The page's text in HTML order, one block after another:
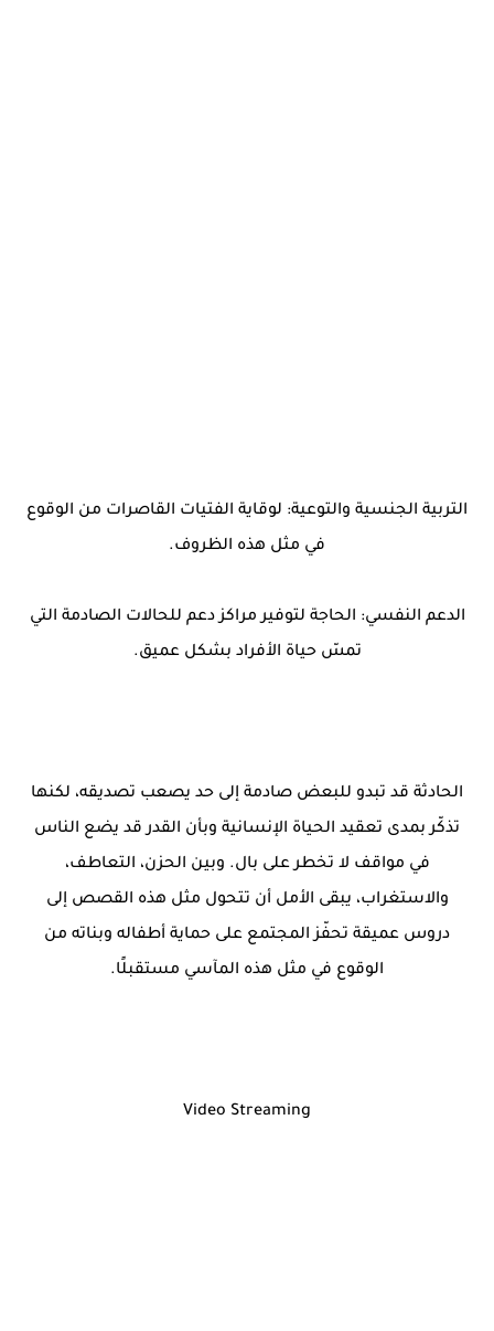
التربية الجنسية والتوعية: لوقاية الفتيات القاصرات من الوقوع
في مثل هذه الظروف.
الدعم النفسي: الحاجة لتوفير مراكز دعم للحالات الصادمة التي
تمسّ حياة الأفراد بشكل عميق.
الحادثة قد تبدو للبعض صادمة إلى حد يصعب تصديقه، لكنها
تذكّر بمدى تعقيد الحياة الإنسانية وبأن القدر قد يضع الناس
في مواقف لا تخطر على بال. وبين الحزن، التعاطف،
والاستغراب، يبقى الأمل أن تتحول مثل هذه القصص إلى
دروس عميقة تحفّز المجتمع على حماية أطفاله وبناته من
الوقوع في مثل هذه المآسي مستقبلًا.
Video Streaming